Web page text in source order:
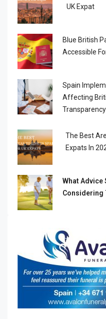
UK Expat
Blue British
Accessible
Spain
Affecting
The Best
Expats In
What Advice
Considering